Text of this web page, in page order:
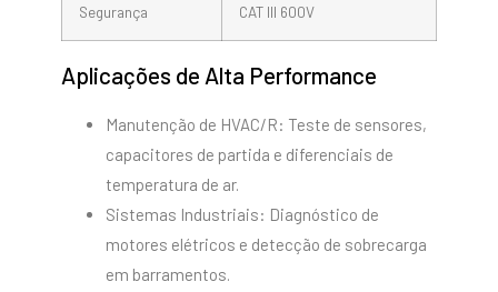
Segurança CAT III 600V
Aplicações de Alta Performance
Manutenção de HVAC/R: Teste de sensores,
capacitores de partida e diferenciais de
temperatura de ar.
Sistemas Industriais: Diagnóstico de
motores elétricos e detecção de sobrecarga
em barramentos.